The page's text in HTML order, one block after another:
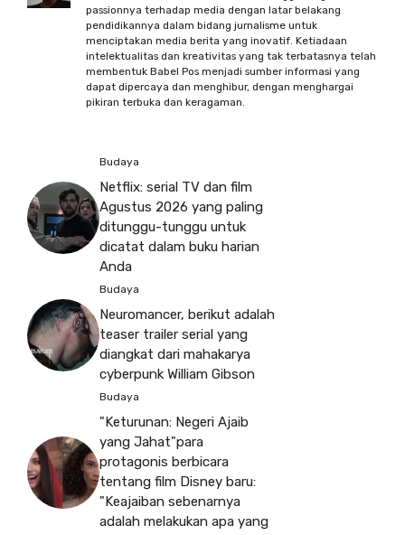
passionnya terhadap media dengan latar belakang
pendidikannya dalam bidang jurnalisme untuk
menciptakan media berita yang inovatif. Ketiadaan
intelektualitas dan kreativitas yang tak terbatasnya telah
membentuk Babel Pos menjadi sumber informasi yang
dapat dipercaya dan menghibur, dengan menghargai
pikiran terbuka dan keragaman.
Budaya
Netflix: serial TV dan film
Agustus 2026 yang paling
ditunggu-tunggu untuk
dicatat dalam buku harian
Anda
Budaya
Neuromancer, berikut adalah
teaser trailer serial yang
diangkat dari mahakarya
cyberpunk William Gibson
Budaya
"Keturunan: Negeri Ajaib
yang Jahat"para
protagonis berbicara
tentang film Disney baru:
"Keajaiban sebenarnya
adalah melakukan apa yang